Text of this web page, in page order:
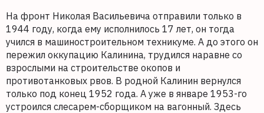
На фронт Николая Васильевича отправили только в
1944 году, когда ему исполнилось 17 лет, он тогда
учился в машиностроительном техникуме. А до этого он
пережил оккупацию Калинина, трудился наравне со
взрослыми на строительстве окопов и
противотанковых рвов. В родной Калинин вернулся
только под конец 1952 года. А уже в январе 1953-го
устроился слесарем-сборщиком на вагонный. Здесь